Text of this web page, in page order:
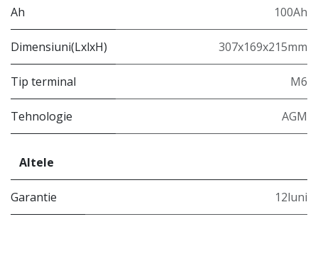
Ah 100Ah
Dimensiuni(LxlxH) 307x169x215mm
Tip terminal M6
Tehnologie AGM
Altele
Garantie 12luni